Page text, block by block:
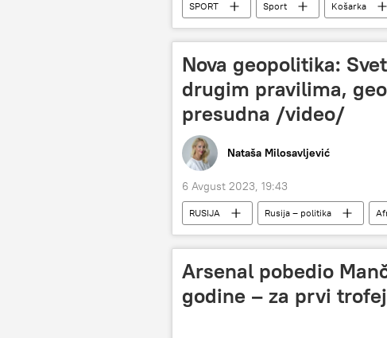
SPORT Sport Košarka
Nova geopolitika:
drugim pravilima,
presudna /video/
Nataša Milosavljević
6 Avgust 2023, 19:43
RUSIJA Rusija – politika
Ukrajina
Arsenal pobedio
godine – za prvi trofej